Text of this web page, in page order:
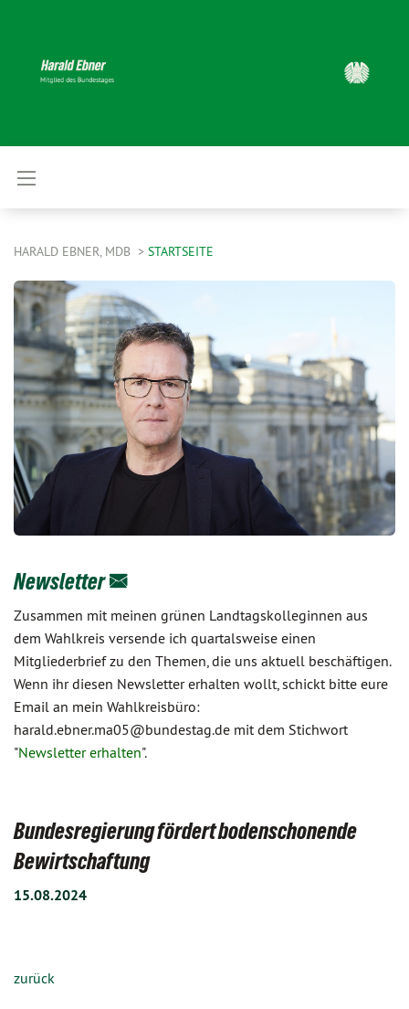
HARALD EBNER, MDB STARTSEITE
Newsletter
Zusammen mit meinen grünen Landtagskolleginnen aus
dem Wahlkreis versende ich quartalsweise einen
Mitgliederbrief zu den Themen, die uns aktuell beschäftigen.
Wenn ihr diesen Newsletter erhalten wollt, schickt bitte eure
Email an mein Wahlkreisbüro:
harald.ebner.ma05@bundestag.de mit dem Stichwort
"Newsletter erhalten".
Bundesregierung fördert bodenschonende
Bewirtschaftung
15.08.2024
zurück